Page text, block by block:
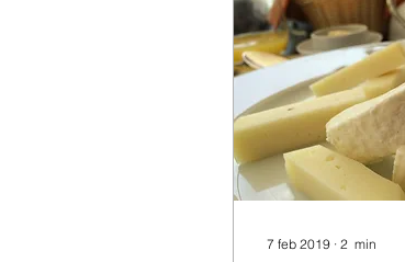
7 feb 2019 ∙ 2 min